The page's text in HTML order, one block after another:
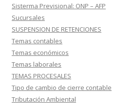
Sisterma Previsional: ONP – AFP
Sucursales
SUSPENSION DE RETENCIONES
Temas contables
Temas económicos
Temas laborales
TEMAS PROCESALES
Tipo de cambio de cierre contable
Tributación Ambiental